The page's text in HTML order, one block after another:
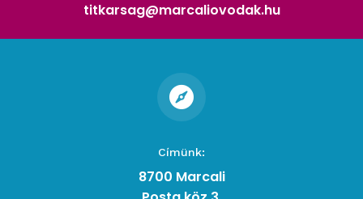
titkarsag@marcaliovodak.hu

Címünk:
8700 Marcali